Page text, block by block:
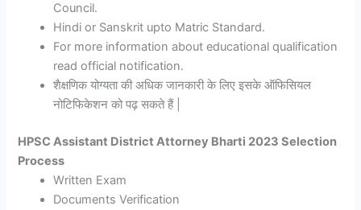
Council.
Hindi or Sanskrit upto Matric Standard.
For more information about educational qualification
read official notification.
शैक्षणिक योग्यता की अधिक जानकारी के लिए इसके ऑफिसियल
नोटिफिकेशन को पढ़ सकते हैं |
HPSC Assistant District Attorney Bharti 2023 Selection
Process
Written Exam
Documents Verification